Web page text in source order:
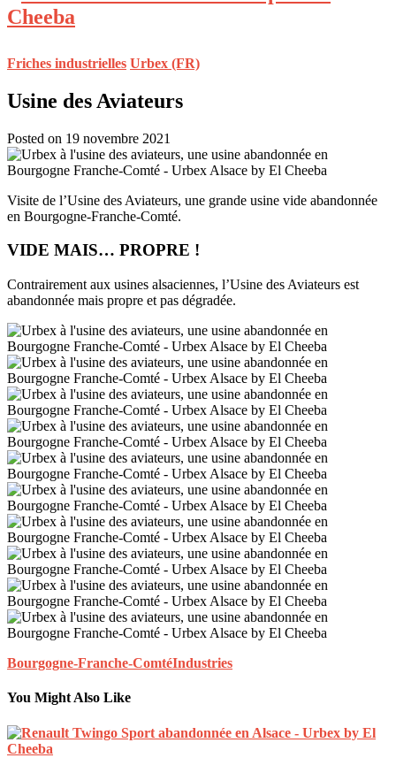
Friches industrielles Urbex (FR)
Usine des Aviateurs
Posted on 19 novembre 2021
Visite de l’Usine des Aviateurs, une grande usine vide abandonnée
en Bourgogne-Franche-Comté.
VIDE MAIS… PROPRE !
Contrairement aux usines alsaciennes, l’Usine des Aviateurs est
abandonnée mais propre et pas dégradée.
Bourgogne-Franche-ComtéIndustries
You Might Also Like